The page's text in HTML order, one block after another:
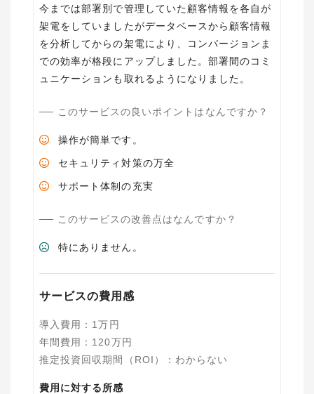
今までは部署別で管理していた顧客情報を各自が
架電をしていましたがデータベースから顧客情報
を分析してからの架電により、コンバージョンま
での効率が格段にアップしました。部署間のコミ
ュニケーションも取れるようになりました。
このサービスの良いポイントはなんですか？
操作が簡単です。
セキュリティ対策の万全
サポート体制の充実
このサービスの改善点はなんですか？
特にありません。
サービスの費用感
導入費用 ： 1万円
年間費用 ： 120万円
推定投資回収期間（ROI）
： わからない
費用に対する所感